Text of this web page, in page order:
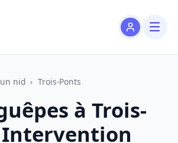
nid › Trois-Ponts
à Trois-
Intervention